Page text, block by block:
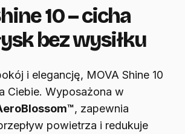
10 – cicha
bez wysiłku
i elegancję, MOVA Shine 10
Ciebie. Wyposażona w
, zapewnia
powietrza i redukuje